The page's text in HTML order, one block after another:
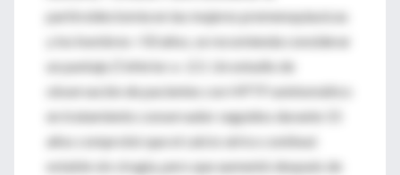
partiroidectomía en las mujeres premenopáusicas
y los hombres <50 años, se recomienda considerar
un puntaje Z inferior a -2.5. Un estudio de
observación de pacientes con HPTP asintomático
en tratamiento conservador seguidos durante 15
años comprobó que el calcio sérico continuó
estable sin cirugía, pero que aumentó después de